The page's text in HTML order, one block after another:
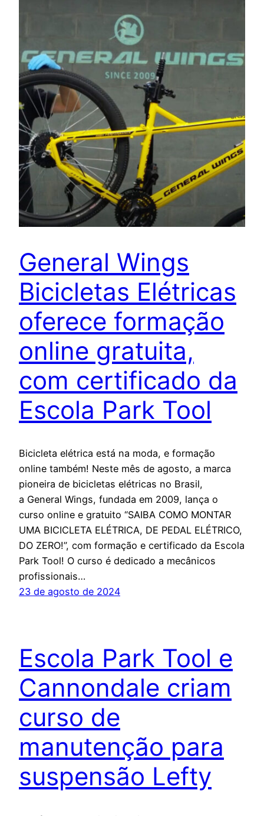
General Wings
Bicicletas Elétricas
oferece formação
online gratuita,
com certificado da
Escola Park Tool
Bicicleta elétrica está na moda, e formação
online também! Neste mês de agosto, a marca
pioneira de bicicletas elétricas no Brasil,
a General Wings, fundada em 2009, lança o
curso online e gratuito “SAIBA COMO MONTAR
UMA BICICLETA ELÉTRICA, DE PEDAL ELÉTRICO,
DO ZERO!”, com formação e certificado da Escola
Park Tool! O curso é dedicado a mecânicos
profissionais…
23 de agosto de 2024
Escola Park Tool e
Cannondale criam
curso de
manutenção para
suspensão Lefty